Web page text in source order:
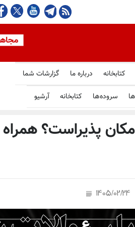
کتابخانه درباره ما گزارشات شما
سروده‌ها کتابخانه آرشیو
پذیراست؟ همراه
1405/02/24